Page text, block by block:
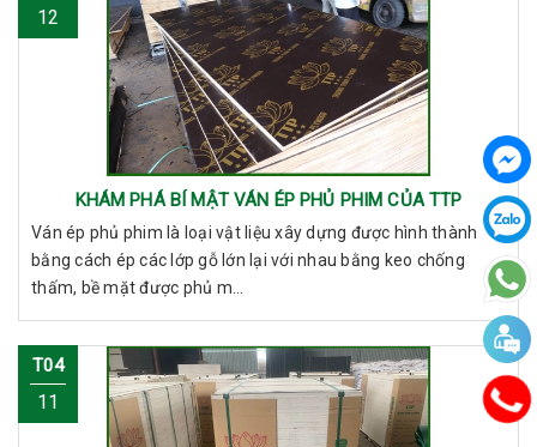
12
KHÁM PHÁ BÍ MẬT VÁN ÉP PHỦ PHIM CỦA TTP
Ván ép phủ phim là loại vật liệu xây dựng được hình thành
bằng cách ép các lớp gỗ lớn lại với nhau bằng keo chống
thấm, bề mặt được phủ m...
T04
11